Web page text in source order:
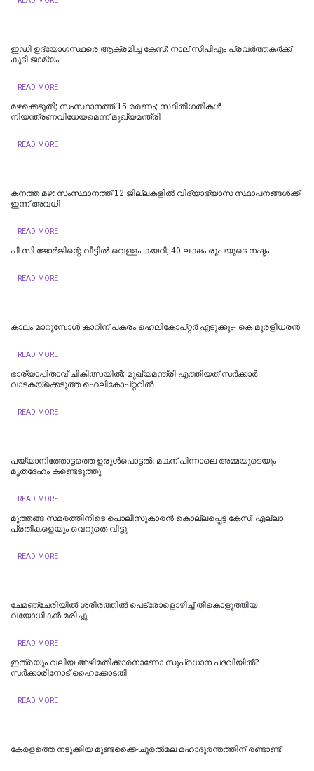
ഇഡി ഉദ്യോഗസ്ഥരെ ആക്രമിച്ച കേസ്: നാല് സിപിഎം പ്രവർത്തകർക്ക്
കൂടി ജാമ്യം
READ MORE
മഴക്കെടുതി; സംസ്ഥാനത്ത് 15 മരണം; സ്ഥിതിഗതികൾ
നിയന്ത്രണവിധേയമെന്ന് മുഖ്യമന്ത്രി
READ MORE
കനത്ത മഴ: സംസ്ഥാനത്ത് 12 ജില്ലകളില്‍ വിദ്യാഭ്യാസ സ്ഥാപനങ്ങള്‍ക്ക്
ഇന്ന് അവധി
READ MORE
പി സി ജോര്‍ജിന്റെ വീട്ടില്‍ വെള്ളം കയറി; 40 ലക്ഷം രൂപയുടെ നഷ്ടം
READ MORE
കാലം മാറുമ്പോൾ കാറിന് പകരം ഹെലികോപ്റ്റർ എടുക്കും- കെ മുരളീധരന്‍
READ MORE
ഭാര്യാപിതാവ് ചികിത്സയിൽ; മുഖ്യമന്ത്രി എത്തിയത് സര്‍ക്കാര്‍
വാടകയ്‌ക്കെടുത്ത ഹെലികോപ്റ്ററില്‍
READ MORE
പയ്യാനിത്തോട്ടത്തെ ഉരുൾപൊട്ടൽ: മകന് പിന്നാലെ അമ്മയുടെയും
മൃതദേഹം കണ്ടെടുത്തു
READ MORE
മുത്തങ്ങ സമരത്തിനിടെ പൊലീസുകാരൻ കൊല്ലപ്പെട്ട കേസ്; എല്ലാ
പ്രതികളെയും വെറുതെ വിട്ടു
READ MORE
ചേമഞ്ചേരിയില്‍ ശരീരത്തില്‍ പെട്രോളൊഴിച്ച് തീകൊളുത്തിയ
വയോധികന്‍ മരിച്ചു
READ MORE
ഇത്രയും വലിയ അഴിമതിക്കാരനാണോ സുപ്രധാന പദവിയിൽ?
സർക്കാരിനോട് ഹൈക്കോടതി
READ MORE
കേരളത്തെ നടുക്കിയ മുണ്ടക്കൈ-ചൂരല്‍മല മഹാദുരന്തത്തിന് രണ്ടാണ്ട്